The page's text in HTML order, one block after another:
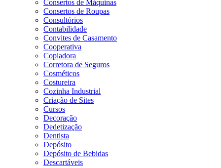
Consertos de Máquinas
Consertos de Roupas
Consultórios
Contabilidade
Convites de Casamento
Cooperativa
Copiadora
Corretora de Seguros
Cosméticos
Costureira
Cozinha Industrial
Criação de Sites
Cursos
Decoração
Dedetização
Dentista
Depósito
Depósito de Bebidas
Descartáveis